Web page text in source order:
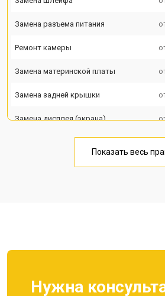
Замена разъема питания
Ремонт камеры
Замена материнской платы
Замена задней крышки
Замена дисплея (экрана)
Замена кнопки включения
Показать весь
Нужна